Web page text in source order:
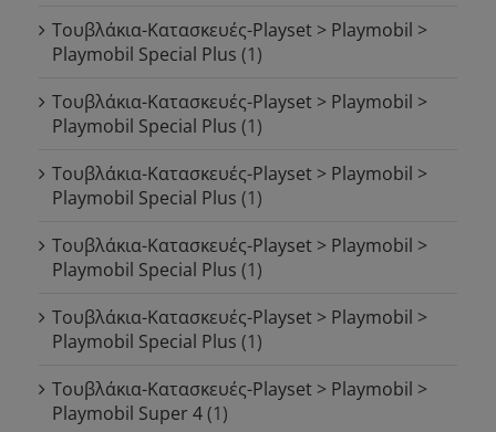
Τουβλάκια-Κατασκευές-Playset > Playmobil >
Playmobil Special Plus (1)
Τουβλάκια-Κατασκευές-Playset > Playmobil >
Playmobil Special Plus (1)
Τουβλάκια-Κατασκευές-Playset > Playmobil >
Playmobil Special Plus (1)
Τουβλάκια-Κατασκευές-Playset > Playmobil >
Playmobil Special Plus (1)
Τουβλάκια-Κατασκευές-Playset > Playmobil >
Playmobil Special Plus (1)
Τουβλάκια-Κατασκευές-Playset > Playmobil >
Playmobil Super 4(1)